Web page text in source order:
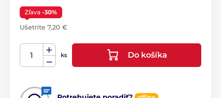
Zľava -30%
Ušetríte 7,20 €
ks Do košíka